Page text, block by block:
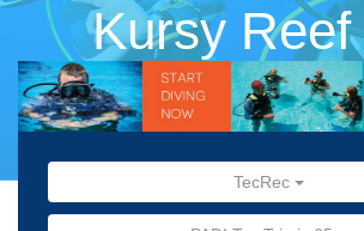
Kursy Reef
TecRec